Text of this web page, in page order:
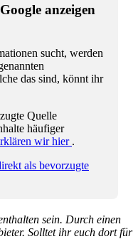
anzeigen
sucht, werden
das sind, könnt ihr
Quelle
häufiger
wir hier .
als bevorzugte
sein. Durch einen
Solltet ihr euch dort für